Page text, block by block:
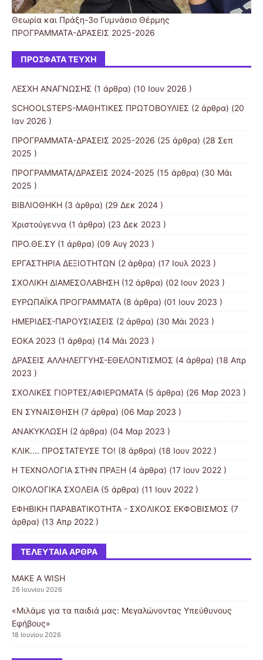
Θεωρία και Πράξη-3o Γυμνάσιο Θέρμης
ΠΡΟΓΡΑΜΜΑΤΑ-ΔΡΑΣΕΙΣ 2025-2026
ΠΡΌΣΦΑΤΑ ΤΕΎΧΗ
ΛΕΣΧΗ ΑΝΑΓΝΩΣΗΣ (1 άρθρα) (10 Ιουν 2026 )
SCHOOLSTEPS-ΜΑΘΗΤΙΚΕΣ ΠΡΩΤΟΒΟΥΛΙΕΣ (2 άρθρα) (20
Ιαν 2026 )
ΠΡΟΓΡΑΜΜΑΤΑ-ΔΡΑΣΕΙΣ 2025-2026 (25 άρθρα) (28 Σεπ
2025 )
ΠΡΟΓΡΑΜΜΑΤΑ/ΔΡΑΣΕΙΣ 2024-2025 (15 άρθρα) (30 Μάι
2025 )
ΒΙΒΛΙΟΘΗΚΗ (3 άρθρα) (29 Δεκ 2024 )
Χριστούγεννα (1 άρθρα) (23 Δεκ 2023 )
ΠΡΟ.ΘΕ.ΣΥ (1 άρθρα) (09 Αυγ 2023 )
ΕΡΓΑΣΤΗΡΙΑ ΔΕΞΙΟΤΗΤΩΝ (2 άρθρα) (17 Ιουλ 2023 )
ΣΧΟΛΙΚΗ ΔΙΑΜΕΣΟΛΑΒΗΣΗ (12 άρθρα) (02 Ιουν 2023 )
ΕΥΡΩΠΑΪΚΑ ΠΡΟΓΡΑΜΜΑΤΑ (8 άρθρα) (01 Ιουν 2023 )
ΗΜΕΡΙΔΕΣ-ΠΑΡΟΥΣΙΑΣΕΙΣ (2 άρθρα) (30 Μάι 2023 )
ΕΟΚΑ 2023 (1 άρθρα) (14 Μάι 2023 )
ΔΡΑΣΕΙΣ ΑΛΛΗΛΕΓΓΥΗΣ-ΕΘΕΛΟΝΤΙΣΜΟΣ (4 άρθρα) (18 Απρ
2023 )
ΣΧΟΛΙΚΕΣ ΓΙΟΡΤΕΣ/ΑΦΙΕΡΩΜΑΤΑ (5 άρθρα) (26 Μαρ 2023 )
ΕΝ ΣΥΝΑΙΣΘΗΣΗ (7 άρθρα) (06 Μαρ 2023 )
ΑΝΑΚΥΚΛΩΣΗ (2 άρθρα) (04 Μαρ 2023 )
ΚΛΙΚ.... ΠΡΟΣΤΑΤΕΥΣΕ ΤΟ! (8 άρθρα) (18 Ιουν 2022 )
Η ΤΕΧΝΟΛΟΓΙΑ ΣΤΗΝ ΠΡΑΞΗ (4 άρθρα) (17 Ιουν 2022 )
ΟΙΚΟΛΟΓΙΚΑ ΣΧΟΛΕΙΑ (5 άρθρα) (11 Ιουν 2022 )
ΕΦΗΒΙΚΗ ΠΑΡΑΒΑΤΙΚΟΤΗΤΑ - ΣΧΟΛΙΚΟΣ ΕΚΦΟΒΙΣΜΟΣ (7
άρθρα) (13 Απρ 2022 )
ΤΕΛΕΥΤΑΊΑ ΆΡΘΡΑ
MAKE A WISH
26 Ιουνίου 2026
«Μιλάμε για τα παιδιά μας: Μεγαλώνοντας Υπεύθυνους
Εφήβους»
18 Ιουνίου 2026